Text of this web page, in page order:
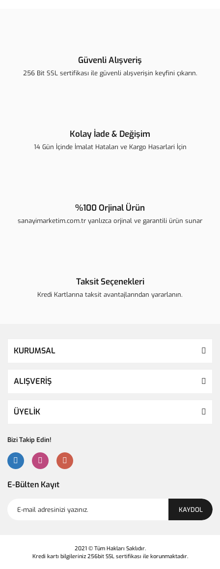
Ürün açıklamasında eksik bilgiler bulunuyor.
Güvenli Alışveriş
256 Bit SSL sertifikası ile güvenli alışverişin keyfini çıkarın.
Kolay İade & Değişim
14 Gün İçinde İmalat Hataları ve Kargo Hasarlari İçin
%100 Orjinal Ürün
sanayimarketim.com.tr yanlızca orjinal ve garantili ürün sunar
Taksit Seçenekleri
Kredi Kartlarına taksit avantajlarından yararlanın.
KURUMSAL
ALIŞVERİŞ
ÜYELİK
Bizi Takip Edin!
E-Bülten Kayıt
KAYDOL
2021 © Tüm Hakları Saklıdır.
Kredi kartı bilgileriniz 256bit SSL sertifikası ile korunmaktadır.